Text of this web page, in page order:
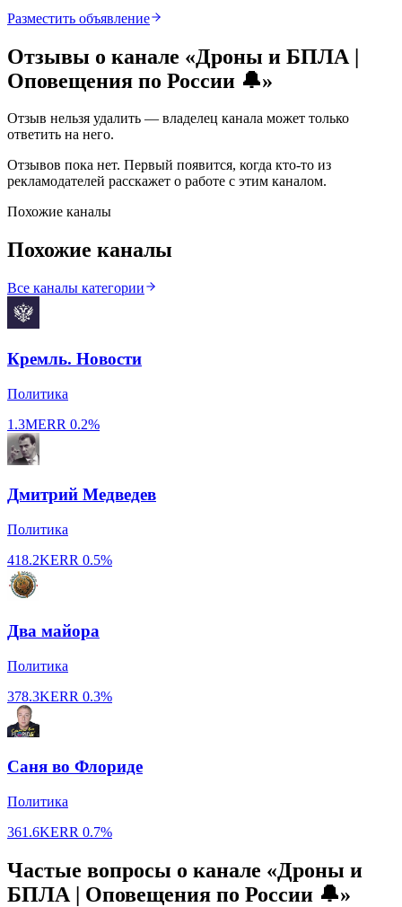
Разместить объявление
Отзывы о канале «Дроны и БПЛА |
Оповещения по России 🔔»
Отзыв нельзя удалить — владелец канала может только
ответить на него.
Отзывов пока нет. Первый появится, когда кто-то из
рекламодателей расскажет о работе с этим каналом.
Похожие каналы
Похожие каналы
Все каналы категории
Кремль. Новости
Политика
1.3MERR 0.2%
Дмитрий Медведев
Политика
418.2KERR 0.5%
Два майора
Политика
378.3KERR 0.3%
Саня во Флориде
Политика
361.6KERR 0.7%
Частые вопросы о канале «Дроны и
БПЛА | Оповещения по России 🔔»